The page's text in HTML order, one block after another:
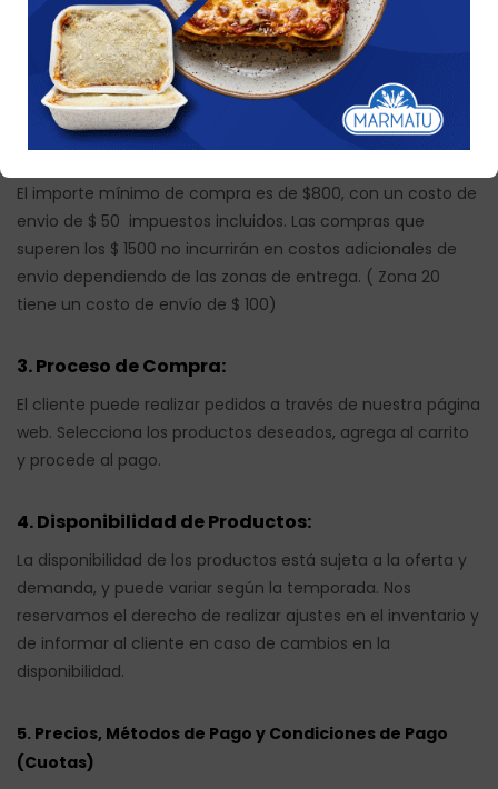
Zonas de Entrega: Recomendamos revisar esta
información antes de realizar tu pedido para
asegurar una entrega oportuna.
2. Importe Mínimo de Compra:
El importe mínimo de compra es de $800, con un costo de
envio de $ 50 impuestos incluidos. Las compras que
superen los $ 1500 no incurrirán en costos adicionales de
envio dependiendo de las zonas de entrega. ( Zona 20
tiene un costo de envío de $ 100)
3. Proceso de Compra:
El cliente puede realizar pedidos a través de nuestra página
web. Selecciona los productos deseados, agrega al carrito
y procede al pago.
4. Disponibilidad de Productos:
La disponibilidad de los productos está sujeta a la oferta y
demanda, y puede variar según la temporada. Nos
reservamos el derecho de realizar ajustes en el inventario y
de informar al cliente en caso de cambios en la
disponibilidad.
5. Precios, Métodos de Pago y Condiciones de Pago
(Cuotas)